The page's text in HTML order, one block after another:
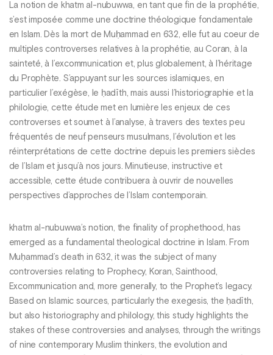
La notion de khatm al-nubuwwa, en tant que fin de la prophétie,
s’est imposée comme une doctrine théologique fondamentale
en Islam. Dès la mort de Muḥammad en 632, elle fut au coeur de
multiples controverses relatives à la prophétie, au Coran, à la
sainteté, à l’excommunication et, plus globalement, à l’héritage
du Prophète. S’appuyant sur les sources islamiques, en
particulier l’exégèse, le ḥadīth, mais aussi l’historiographie et la
philologie, cette étude met en lumière les enjeux de ces
controverses et soumet à l’analyse, à travers des textes peu
fréquentés de neuf penseurs musulmans, l’évolution et les
réinterprétations de cette doctrine depuis les premiers siècles
de l’Islam et jusqu’à nos jours. Minutieuse, instructive et
accessible, cette étude contribuera à ouvrir de nouvelles
perspectives d’approches de l’Islam contemporain.
khatm al-nubuwwa’s notion, the finality of prophethood, has
emerged as a fundamental theological doctrine in Islam. From
Muḥammad’s death in 632, it was the subject of many
controversies relating to Prophecy, Koran, Sainthood,
Excommunication and, more generally, to the Prophet’s legacy.
Based on Islamic sources, particularly the exegesis, the ḥadīth,
but also historiography and philology, this study highlights the
stakes of these controversies and analyses, through the writings
of nine contemporary Muslim thinkers, the evolution and